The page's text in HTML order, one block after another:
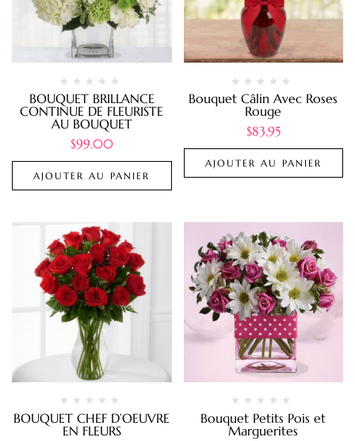
BOUQUET BRILLANCE
CONTINUE DE FLEURISTE
AU BOUQUET
$99.00
AJOUTER AU PANIER
Bouquet Câlin Avec Roses
Rouge
$83.95
AJOUTER AU PANIER
BOUQUET CHEF D’OEUVRE
EN FLEURS
Bouquet Petits Pois et
Marguerites